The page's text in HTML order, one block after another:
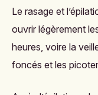
Le rasage et
ouvrir légèrement
heures, voire la
foncés et les